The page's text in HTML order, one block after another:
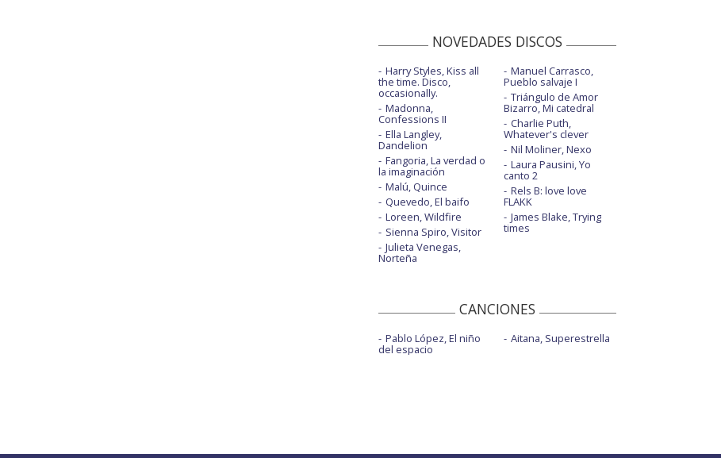
NOVEDADES DISCOS
Harry Styles, Kiss all
the time. Disco,
occasionally.
Madonna,
Confessions II
Ella Langley,
Dandelion
Fangoria, La verdad o
la imaginación
Malú, Quince
Quevedo, El baifo
Loreen, Wildfire
Sienna Spiro, Visitor
Julieta Venegas,
Norteña
Manuel Carrasco,
Pueblo salvaje I
Triángulo de Amor
Bizarro, Mi catedral
Charlie Puth,
Whatever's clever
Nil Moliner, Nexo
Laura Pausini, Yo
canto 2
Rels B: love love
FLAKK
James Blake, Trying
times
CANCIONES
Pablo López, El niño
del espacio
Aitana, Superestrella